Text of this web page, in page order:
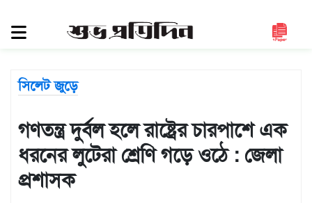
সিলেট
মৌলভীবাজার
হবিগঞ্জ
জাতীয়
রাজনীতি
সিলেট জুড়ে
গণতন্ত্র দুর্বল হলে রাষ্ট্রের চারপাশে এক
ধরনের লুটেরা শ্রেণি গড়ে ওঠে : জেলা
প্রশাসক